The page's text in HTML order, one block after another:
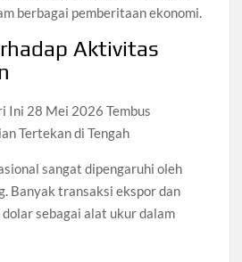
berbagai pemberitaan ekonomi.
Aktivitas
sangat dipengaruhi oleh
Banyak transaksi ekspor dan
sebagai alat ukur dalam